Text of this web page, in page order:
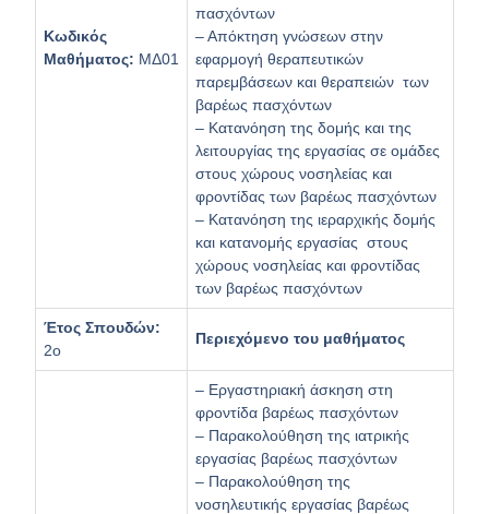
Κωδικός
Μαθήματος: ΜΔ01
πασχόντων
– Απόκτηση γνώσεων στην
εφαρμογή θεραπευτικών
παρεμβάσεων και θεραπειών των
βαρέως πασχόντων
– Κατανόηση της δομής και της
λειτουργίας της εργασίας σε ομάδες
στους χώρους νοσηλείας και
φροντίδας των βαρέως πασχόντων
– Κατανόηση της ιεραρχικής δομής
και κατανομής εργασίας στους
χώρους νοσηλείας και φροντίδας
των βαρέως πασχόντων
Έτος Σπουδών:
2ο
Περιεχόμενο του μαθήματος
– Εργαστηριακή άσκηση στη
φροντίδα βαρέως πασχόντων
– Παρακολούθηση της ιατρικής
εργασίας βαρέως πασχόντων
– Παρακολούθηση της
νοσηλευτικής εργασίας βαρέως